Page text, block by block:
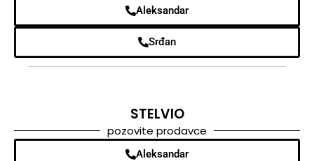
Aleksandar
Srđan
STELVIO
pozovite prodavce
Aleksandar